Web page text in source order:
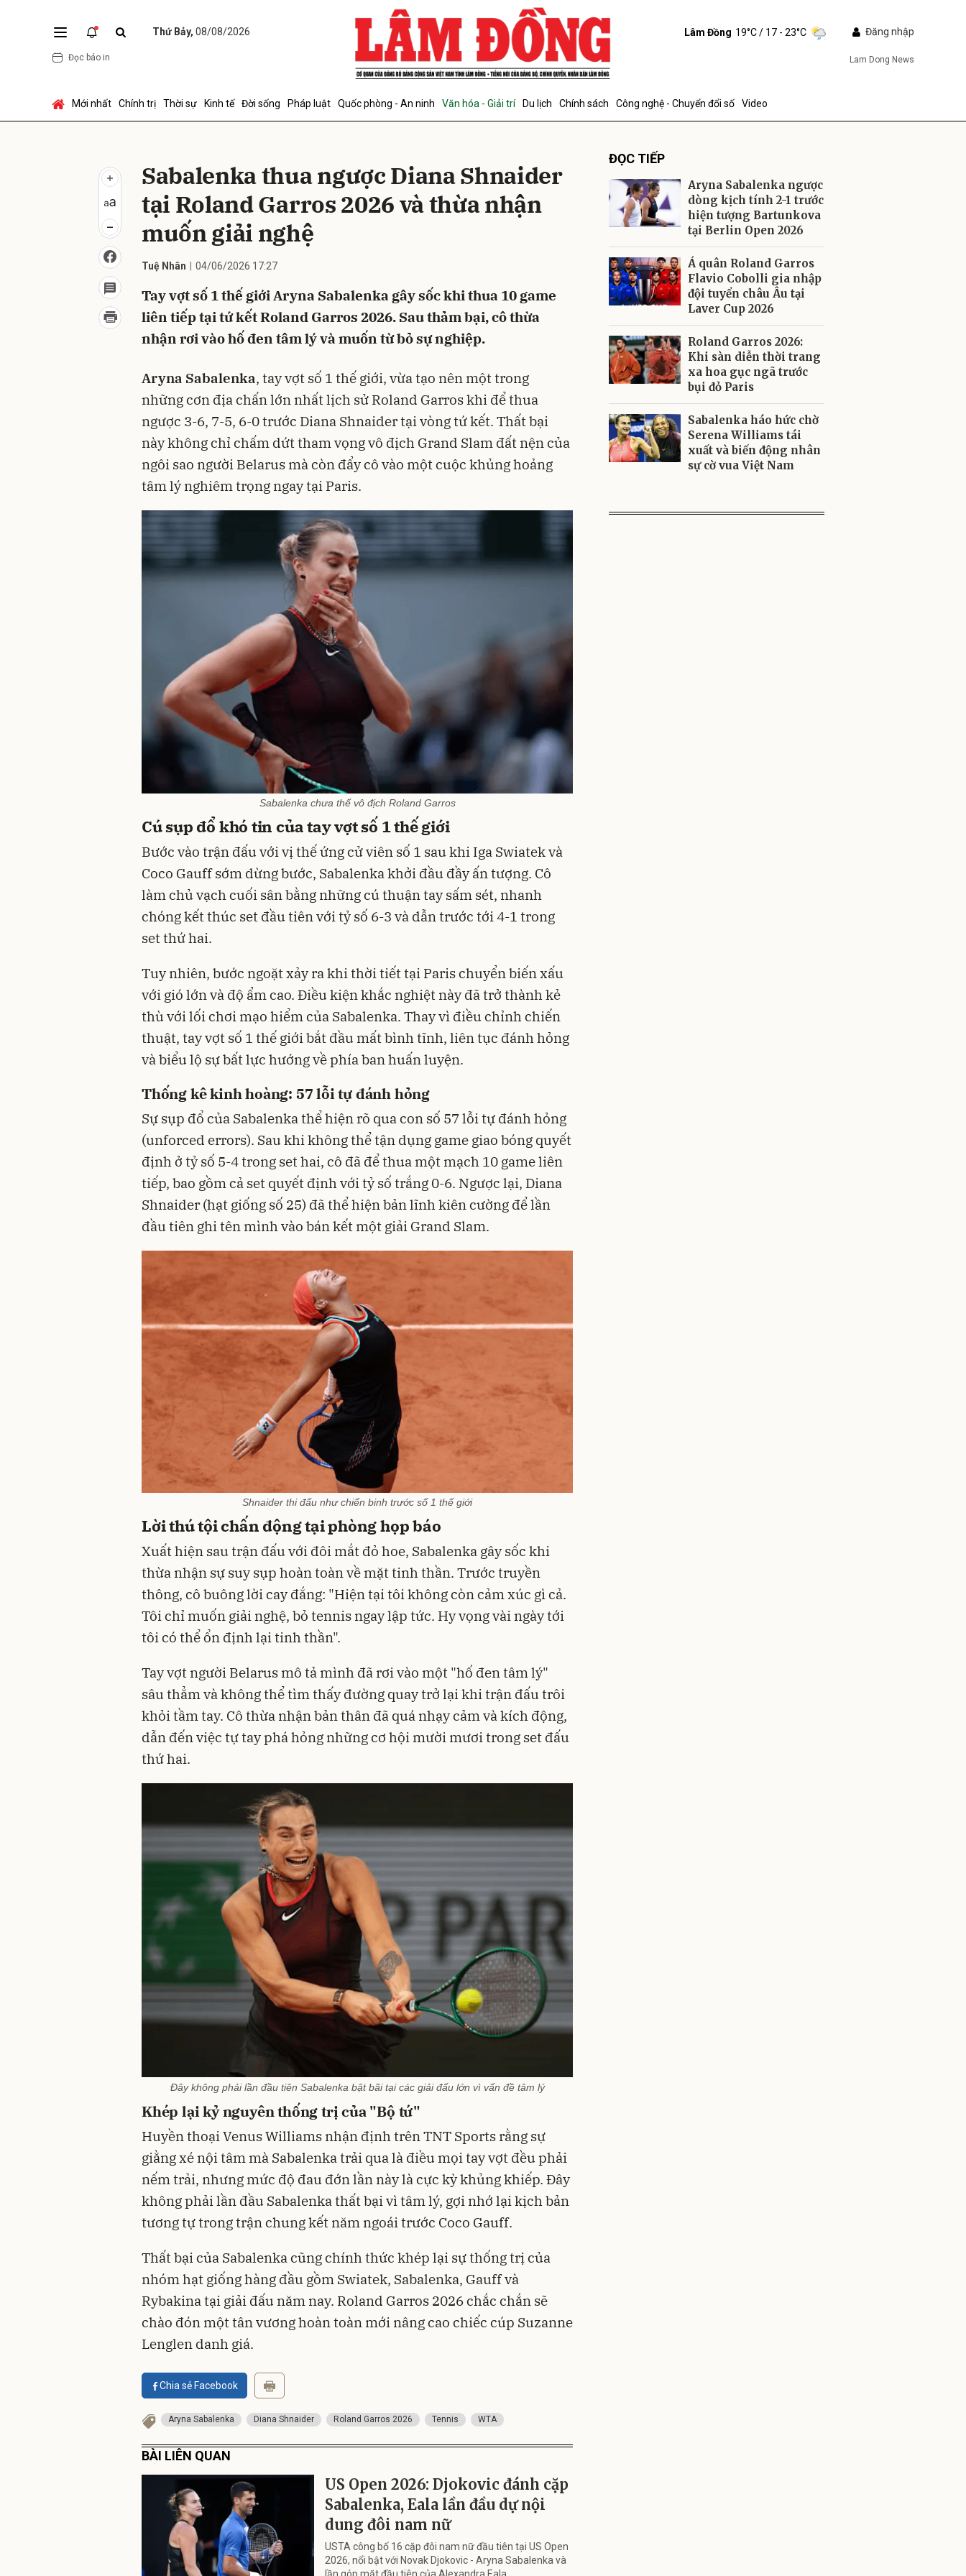
Thứ Bảy, 08/08/2026
Đọc báo in
Lâm Đồng 19°C/ 17 - 23°C Đăng nhập
Lam Dong News
Mới nhất Chính trị Thời sự Kinh tế Đời sống Pháp luật Quốc phòng - An ninh Văn hóa - Giải trí Du lịch Chính sách Công nghệ - Chuyển đổi số Video
Sabalenka thua ngược Diana Shnaider
tại Roland Garros 2026 và thừa nhận
muốn giải nghệ
Tuệ Nhân 04/06/2026 17:27
Tay vợt số 1 thế giới Aryna Sabalenka gây sốc khi thua 10 game
liên tiếp tại tứ kết Roland Garros 2026. Sau thảm bại, cô thừa
nhận rơi vào hố đen tâm lý và muốn từ bỏ sự nghiệp.
Aryna Sabalenka, tay vợt số 1 thế giới, vừa tạo nên một trong
những cơn địa chấn lớn nhất lịch sử Roland Garros khi để thua
ngược 3-6, 7-5, 6-0 trước Diana Shnaider tại vòng tứ kết. Thất bại
này không chỉ chấm dứt tham vọng vô địch Grand Slam đất nện của
ngôi sao người Belarus mà còn đẩy cô vào một cuộc khủng hoảng
tâm lý nghiêm trọng ngay tại Paris.
Sabalenka chưa thể vô địch Roland Garros
Cú sụp đổ khó tin của tay vợt số 1 thế giới
Bước vào trận đấu với vị thế ứng cử viên số 1 sau khi Iga Swiatek và
Coco Gauff sớm dừng bước, Sabalenka khởi đầu đầy ấn tượng. Cô
làm chủ vạch cuối sân bằng những cú thuận tay sấm sét, nhanh
chóng kết thúc set đầu tiên với tỷ số 6-3 và dẫn trước tới 4-1 trong
set thứ hai.
Tuy nhiên, bước ngoặt xảy ra khi thời tiết tại Paris chuyển biến xấu
với gió lớn và độ ẩm cao. Điều kiện khắc nghiệt này đã trở thành kẻ
thù với lối chơi mạo hiểm của Sabalenka. Thay vì điều chỉnh chiến
thuật, tay vợt số 1 thế giới bắt đầu mất bình tĩnh, liên tục đánh hỏng
và biểu lộ sự bất lực hướng về phía ban huấn luyện.
Thống kê kinh hoàng: 57 lỗi tự đánh hỏng
Sự sụp đổ của Sabalenka thể hiện rõ qua con số 57 lỗi tự đánh hỏng
(unforced errors). Sau khi không thể tận dụng game giao bóng quyết
định ở tỷ số 5-4 trong set hai, cô đã để thua một mạch 10 game liên
tiếp, bao gồm cả set quyết định với tỷ số trắng 0-6. Ngược lại, Diana
Shnaider (hạt giống số 25) đã thể hiện bản lĩnh kiên cường để lần
đầu tiên ghi tên mình vào bán kết một giải Grand Slam.
Shnaider thi đấu như chiến binh trước số 1 thế giới
Lời thú tội chấn động tại phòng họp báo
Xuất hiện sau trận đấu với đôi mắt đỏ hoe, Sabalenka gây sốc khi
thừa nhận sự suy sụp hoàn toàn về mặt tinh thần. Trước truyền
thông, cô buông lời cay đắng: "Hiện tại tôi không còn cảm xúc gì cả.
Tôi chỉ muốn giải nghệ, bỏ tennis ngay lập tức. Hy vọng vài ngày tới
tôi có thể ổn định lại tinh thần".
Tay vợt người Belarus mô tả mình đã rơi vào một "hố đen tâm lý"
sâu thẳm và không thể tìm thấy đường quay trở lại khi trận đấu trôi
khỏi tầm tay. Cô thừa nhận bản thân đã quá nhạy cảm và kích động,
dẫn đến việc tự tay phá hỏng những cơ hội mười mươi trong set đấu
thứ hai.
Đây không phải lần đầu tiên Sabalenka bật bãi tại các giải đấu lớn vì vấn đề tâm lý
Khép lại kỷ nguyên thống trị của "Bộ tứ"
Huyền thoại Venus Williams nhận định trên TNT Sports rằng sự
giằng xé nội tâm mà Sabalenka trải qua là điều mọi tay vợt đều phải
nếm trải, nhưng mức độ đau đớn lần này là cực kỳ khủng khiếp. Đây
không phải lần đầu Sabalenka thất bại vì tâm lý, gợi nhớ lại kịch bản
tương tự trong trận chung kết năm ngoái trước Coco Gauff.
Thất bại của Sabalenka cũng chính thức khép lại sự thống trị của
nhóm hạt giống hàng đầu gồm Swiatek, Sabalenka, Gauff và
Rybakina tại giải đấu năm nay. Roland Garros 2026 chắc chắn sẽ
chào đón một tân vương hoàn toàn mới nâng cao chiếc cúp Suzanne
Lenglen danh giá.
Chia sẻ Facebook
Aryna Sabalenka Diana Shnaider Roland Garros 2026 Tennis WTA
BÀI LIÊN QUAN
US Open 2026: Djokovic đánh cặp
Sabalenka, Eala lần đầu dự nội
dung đôi nam nữ
USTA công bố 16 cặp đôi nam nữ đầu tiên tại US Open
2026, nổi bật với Novak Djokovic - Aryna Sabalenka và
lần góp mặt đầu tiên của Alexandra Eala.
ĐỌC TIẾP
Aryna Sabalenka ngược
dòng kịch tính 2-1 trước
hiện tượng Bartunkova
tại Berlin Open 2026
Á quân Roland Garros
Flavio Cobolli gia nhập
đội tuyển châu Âu tại
Laver Cup 2026
Roland Garros 2026:
Khi sàn diễn thời trang
xa hoa gục ngã trước
bụi đỏ Paris
Sabalenka háo hức chờ
Serena Williams tái
xuất và biến động nhân
sự cờ vua Việt Nam
Gửi bình luận